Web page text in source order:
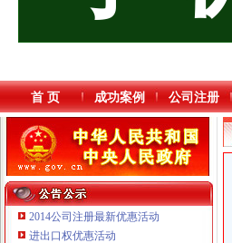
首 页 成功案例 公司注册
2014公司注册最新优惠活动
进出口权优惠活动